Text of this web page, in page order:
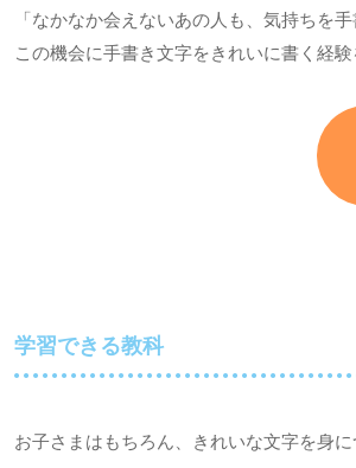
「なかなか会えないあの人も、気持ちを
この機会に手書き文字をきれいに書く経験
学習できる教科
お子さまはもちろん、きれいな文字を身